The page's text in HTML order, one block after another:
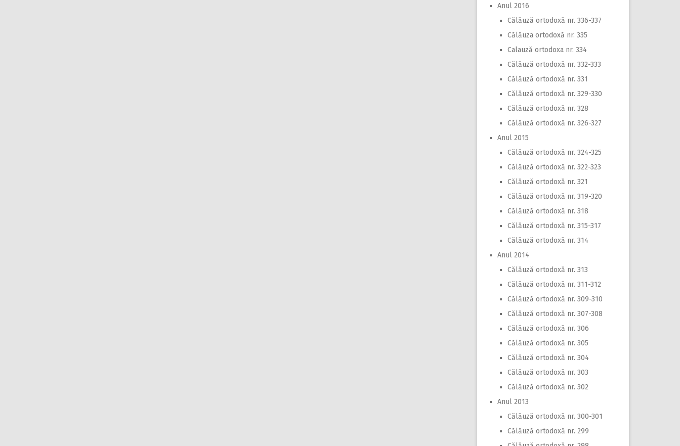
Anul 2016
Călăuză ortodoxă nr. 336-337
Călăuza ortodoxă nr. 335
Calauză ortodoxa nr. 334
Călăuză ortodoxă nr. 332-333
Călăuză ortodoxă nr. 331
Călăuză ortodoxă nr. 329-330
Călăuză ortodoxă nr. 328
Călăuză ortodoxă nr. 326-327
Anul 2015
Călăuză ortodoxă nr. 324-325
Călăuză ortodoxă nr. 322-323
Călăuză ortodoxă nr. 321
Călăuză ortodoxă nr. 319-320
Călăuză ortodoxă nr. 318
Călăuză ortodoxă nr. 315-317
Călăuză ortodoxă nr. 314
Anul 2014
Călăuză ortodoxă nr. 313
Călăuză ortodoxă nr. 311-312
Călăuză ortodoxă nr. 309-310
Călăuză ortodoxă nr. 307-308
Călăuză ortodoxă nr. 306
Călăuză ortodoxă nr. 305
Călăuză ortodoxă nr. 304
Călăuză ortodoxă nr. 303
Călăuză ortodoxă nr. 302
Anul 2013
Călăuză ortodoxă nr. 300-301
Călăuză ortodoxă nr. 299